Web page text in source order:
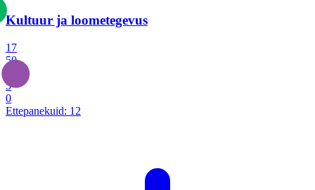
Kultuur ja loometegevus
17
50
5
0
Ettepanekuid: 12